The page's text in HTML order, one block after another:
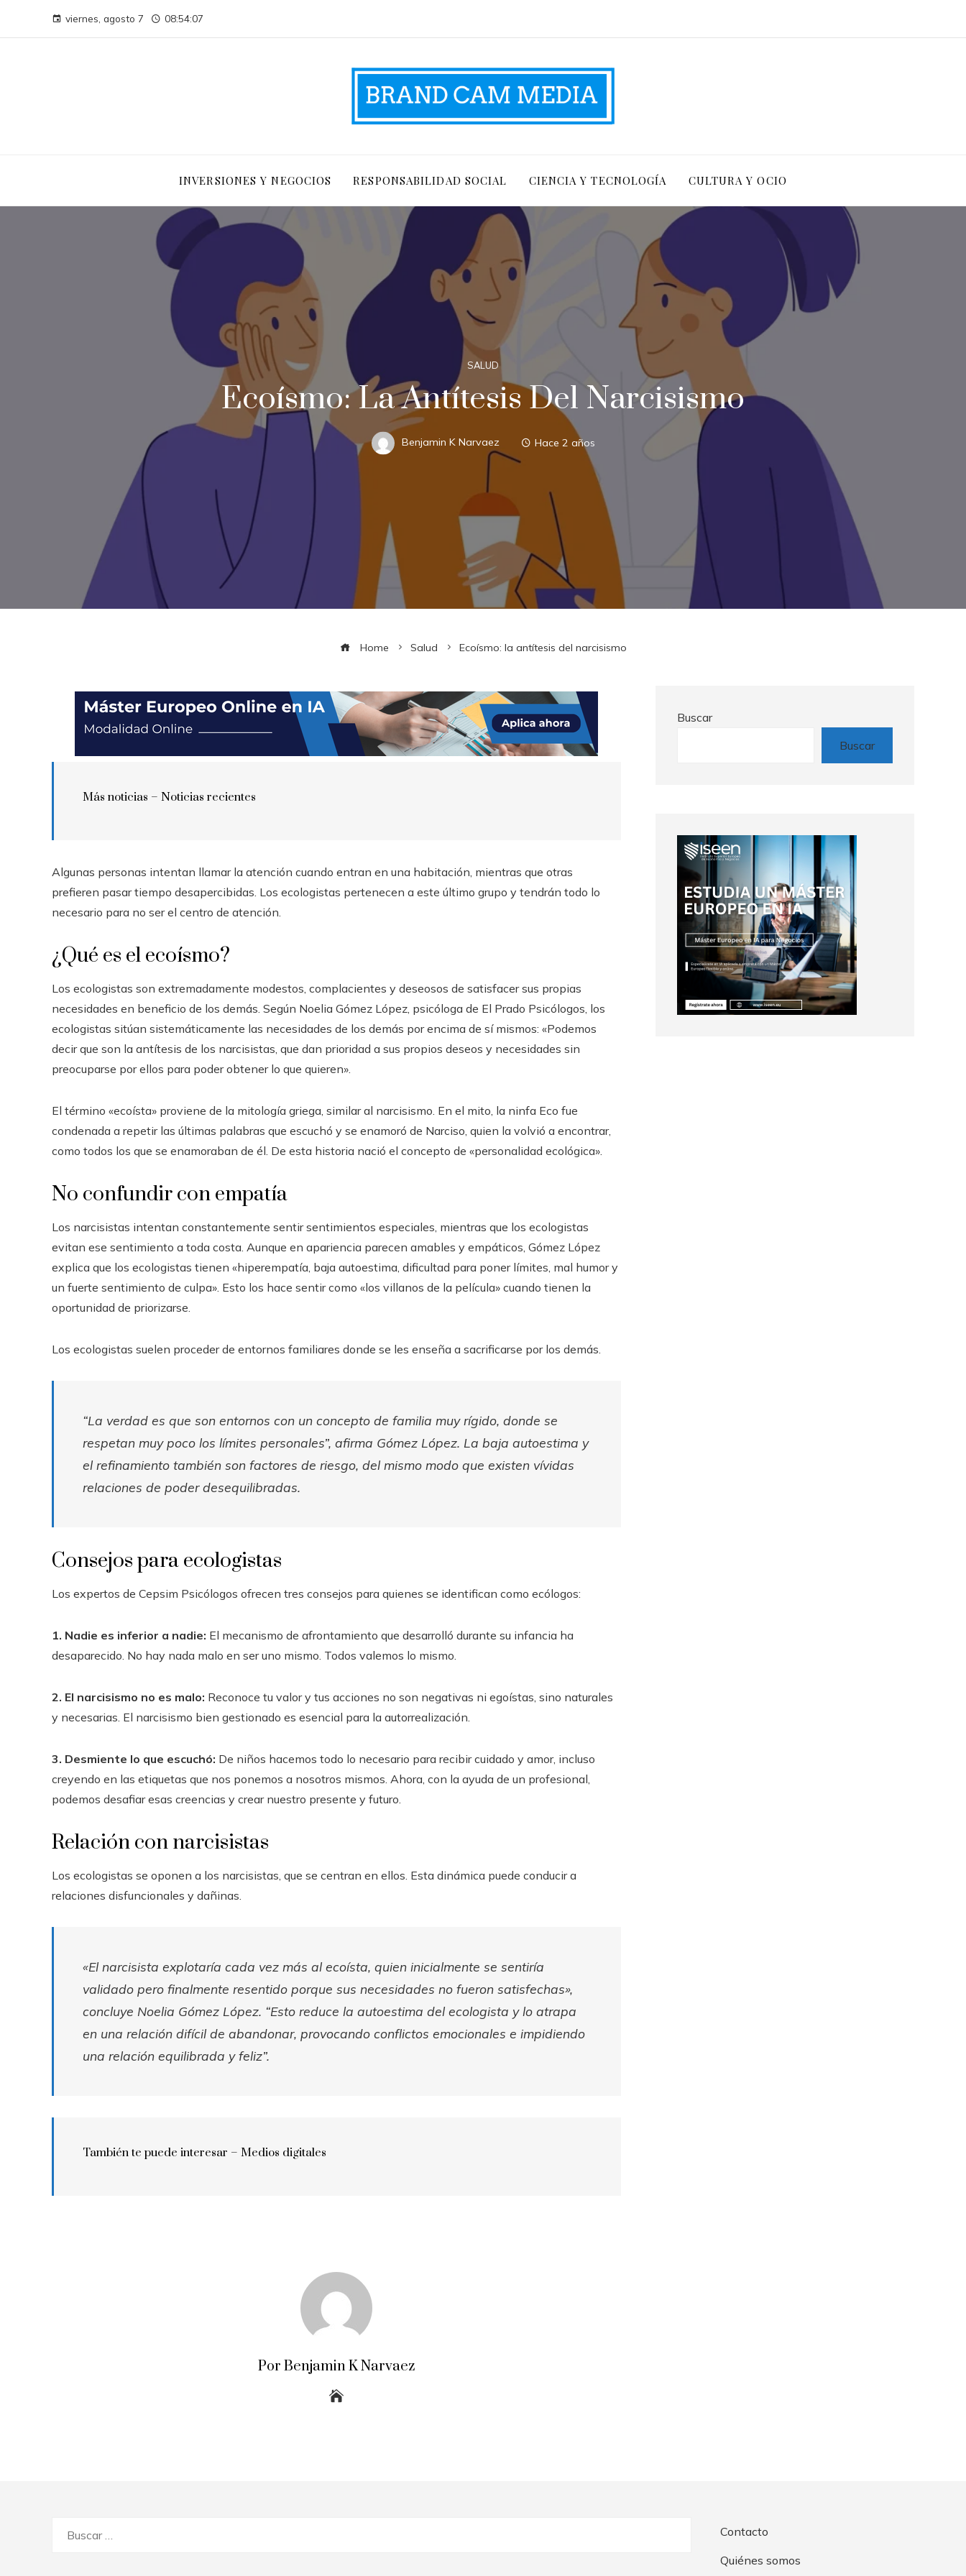
viernes, agosto 7 08:54:08
INVERSIONES Y NEGOCIOS RESPONSABILIDAD SOCIAL CIENCIA Y TECNOLOGÍA CULTURA Y OCIO
SALUD
Ecoísmo: La Antítesis Del Narcisismo
Benjamin K Narvaez Hace 2 años
Home Salud Ecoísmo: la antítesis del narcisismo
Más noticias – Noticias recientes
Algunas personas intentan llamar la atención cuando entran en una habitación, mientras que otras
prefieren pasar tiempo desapercibidas. Los ecologistas pertenecen a este último grupo y tendrán todo lo
necesario para no ser el centro de atención.
¿Qué es el ecoísmo?
Los ecologistas son extremadamente modestos, complacientes y deseosos de satisfacer sus propias
necesidades en beneficio de los demás. Según Noelia Gómez López, psicóloga de El Prado Psicólogos, los
ecologistas sitúan sistemáticamente las necesidades de los demás por encima de sí mismos: «Podemos
decir que son la antítesis de los narcisistas, que dan prioridad a sus propios deseos y necesidades sin
preocuparse por ellos para poder obtener lo que quieren».
El término «ecoísta» proviene de la mitología griega, similar al narcisismo. En el mito, la ninfa Eco fue
condenada a repetir las últimas palabras que escuchó y se enamoró de Narciso, quien la volvió a encontrar,
como todos los que se enamoraban de él. De esta historia nació el concepto de «personalidad ecológica».
No confundir con empatía
Los narcisistas intentan constantemente sentir sentimientos especiales, mientras que los ecologistas
evitan ese sentimiento a toda costa. Aunque en apariencia parecen amables y empáticos, Gómez López
explica que los ecologistas tienen «hiperempatía, baja autoestima, dificultad para poner límites, mal humor y
un fuerte sentimiento de culpa». Esto los hace sentir como «los villanos de la película» cuando tienen la
oportunidad de priorizarse.
Los ecologistas suelen proceder de entornos familiares donde se les enseña a sacrificarse por los demás.
“La verdad es que son entornos con un concepto de familia muy rígido, donde se
respetan muy poco los límites personales”, afirma Gómez López. La baja autoestima y
el refinamiento también son factores de riesgo, del mismo modo que existen vívidas
relaciones de poder desequilibradas.
Consejos para ecologistas
Los expertos de Cepsim Psicólogos ofrecen tres consejos para quienes se identifican como ecólogos:
1. Nadie es inferior a nadie: El mecanismo de afrontamiento que desarrolló durante su infancia ha
desaparecido. No hay nada malo en ser uno mismo. Todos valemos lo mismo.
2. El narcisismo no es malo: Reconoce tu valor y tus acciones no son negativas ni egoístas, sino naturales
y necesarias. El narcisismo bien gestionado es esencial para la autorrealización.
3. Desmiente lo que escuchó: De niños hacemos todo lo necesario para recibir cuidado y amor, incluso
creyendo en las etiquetas que nos ponemos a nosotros mismos. Ahora, con la ayuda de un profesional,
podemos desafiar esas creencias y crear nuestro presente y futuro.
Relación con narcisistas
Los ecologistas se oponen a los narcisistas, que se centran en ellos. Esta dinámica puede conducir a
relaciones disfuncionales y dañinas.
«El narcisista explotaría cada vez más al ecoísta, quien inicialmente se sentiría
validado pero finalmente resentido porque sus necesidades no fueron satisfechas»,
concluye Noelia Gómez López. “Esto reduce la autoestima del ecologista y lo atrapa
en una relación difícil de abandonar, provocando conflictos emocionales e impidiendo
una relación equilibrada y feliz”.
También te puede interesar – Medios digitales
Por Benjamin K Narvaez
Buscar
Buscar
Contacto
Quiénes somos